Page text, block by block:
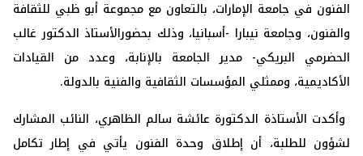
الفنون في ‏جامعة الإمارات، بالتعاون مع مجموعة أبو ظبي للثقافة
والفنون، ‏وجامعة نيبارا -أسبانيا، وذلك بحضورالأستاذ الدكتور غالب
‏الحضرمي البريكي- مدير الجامعة بالإنابة، وعدد من القيادات
‏الأكاديمية، وممثلي المؤسسات الثقافية والفنية بالدولة. ‏
‏ وأكدت الأستاذة الدكتورة عائشة سالم الظاهري، النائب المشارك
‏لشؤون للطلبة، أن إطلاق وحدة الفنون يأتي في إطار تكامل